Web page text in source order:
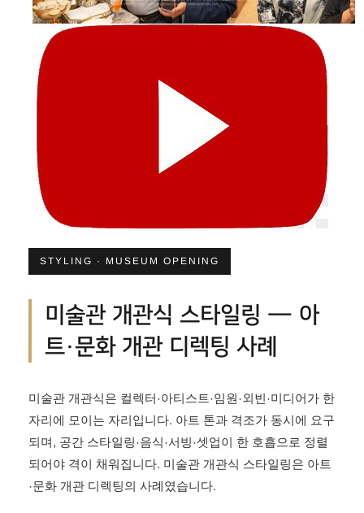
STYLING · MUSEUM OPENING
미술관 개관식 스타일링 — 아
트·문화 개관 디렉팅 사례
미술관 개관식은 컬렉터·아티스트·임원·외빈·미디어가 한
자리에 모이는 자리입니다. 아트 톤과 격조가 동시에 요구
되며, 공간 스타일링·음식·서빙·셋업이 한 호흡으로 정렬
되어야 격이 채워집니다. 미술관 개관식 스타일링은 아트
·문화 개관 디렉팅의 사례였습니다.